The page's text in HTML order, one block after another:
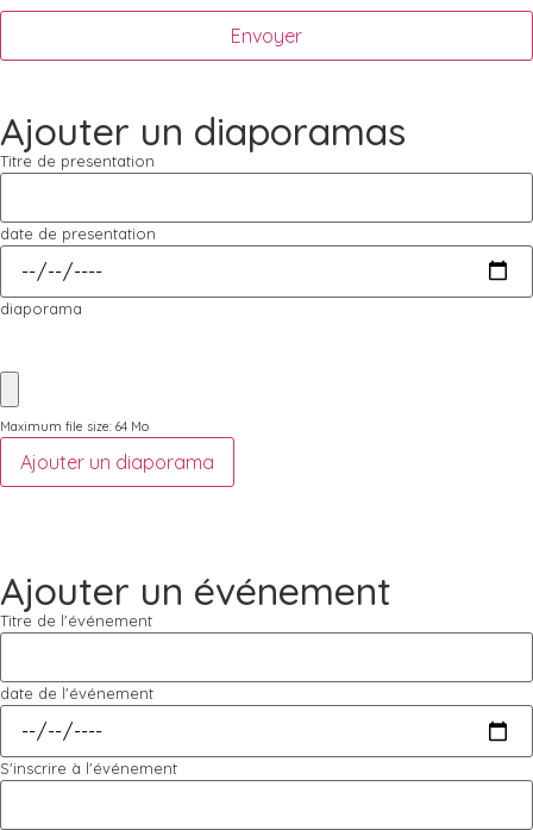
Envoyer
Ajouter un diaporamas
Titre de presentation
date de presentation
diaporama
Maximum file size: 64 Mo
Ajouter un diaporama
Ajouter un événement
Titre de l'événement
date de l'événement
S'inscrire à l'événement